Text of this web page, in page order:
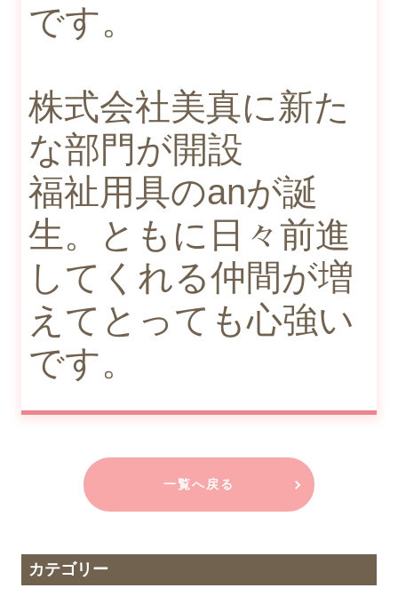
です。
株式会社美真に新た
な部門が開設
福祉用具のanが誕
生。ともに日々前進
してくれる仲間が増
えてとっても心強い
です。
一覧へ戻る
カテゴリー